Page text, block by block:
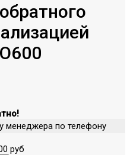
менеджера по телефону
руб